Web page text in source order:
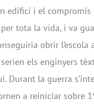
edifici i el compromís
tota la vida, i va
obrir
els enginyers
Durant la guerra
a reiniciar sobre